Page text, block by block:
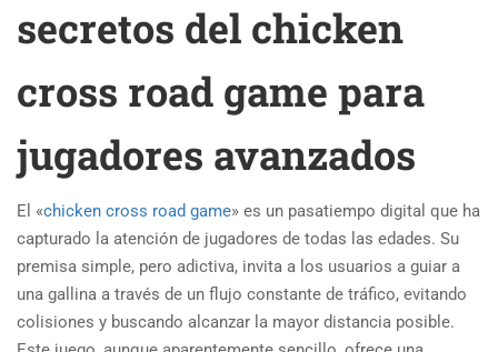
secretos del chicken
cross road game para
jugadores avanzados
El «chicken cross road game» es un pasatiempo digital que ha
capturado la atención de jugadores de todas las edades. Su
premisa simple, pero adictiva, invita a los usuarios a guiar a
una gallina a través de un flujo constante de tráfico, evitando
colisiones y buscando alcanzar la mayor distancia posible.